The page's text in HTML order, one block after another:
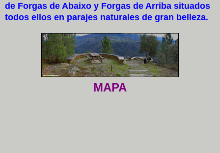
de Forgas de Abaixo y Forgas de Arriba situados
todos ellos en parajes naturales de gran belleza.
MAPA